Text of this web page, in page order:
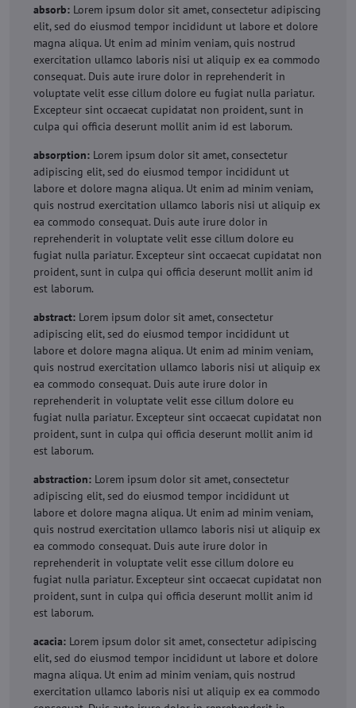
absorb: Lorem ipsum dolor sit amet, consectetur adipiscing
elit, sed do eiusmod tempor incididunt ut labore et dolore
magna aliqua. Ut enim ad minim veniam, quis nostrud
exercitation ullamco laboris nisi ut aliquip ex ea commodo
consequat. Duis aute irure dolor in reprehenderit in
voluptate velit esse cillum dolore eu fugiat nulla pariatur.
Excepteur sint occaecat cupidatat non proident, sunt in
culpa qui officia deserunt mollit anim id est laborum.
absorption: Lorem ipsum dolor sit amet, consectetur
adipiscing elit, sed do eiusmod tempor incididunt ut
labore et dolore magna aliqua. Ut enim ad minim veniam,
quis nostrud exercitation ullamco laboris nisi ut aliquip ex
ea commodo consequat. Duis aute irure dolor in
reprehenderit in voluptate velit esse cillum dolore eu
fugiat nulla pariatur. Excepteur sint occaecat cupidatat non
proident, sunt in culpa qui officia deserunt mollit anim id
est laborum.
abstract: Lorem ipsum dolor sit amet, consectetur
adipiscing elit, sed do eiusmod tempor incididunt ut
labore et dolore magna aliqua. Ut enim ad minim veniam,
quis nostrud exercitation ullamco laboris nisi ut aliquip ex
ea commodo consequat. Duis aute irure dolor in
reprehenderit in voluptate velit esse cillum dolore eu
fugiat nulla pariatur. Excepteur sint occaecat cupidatat non
proident, sunt in culpa qui officia deserunt mollit anim id
est laborum.
abstraction: Lorem ipsum dolor sit amet, consectetur
adipiscing elit, sed do eiusmod tempor incididunt ut
labore et dolore magna aliqua. Ut enim ad minim veniam,
quis nostrud exercitation ullamco laboris nisi ut aliquip ex
ea commodo consequat. Duis aute irure dolor in
reprehenderit in voluptate velit esse cillum dolore eu
fugiat nulla pariatur. Excepteur sint occaecat cupidatat non
proident, sunt in culpa qui officia deserunt mollit anim id
est laborum.
acacia: Lorem ipsum dolor sit amet, consectetur adipiscing
elit, sed do eiusmod tempor incididunt ut labore et dolore
magna aliqua. Ut enim ad minim veniam, quis nostrud
exercitation ullamco laboris nisi ut aliquip ex ea commodo